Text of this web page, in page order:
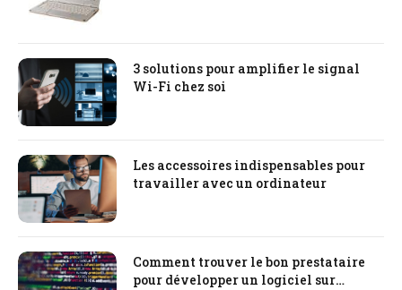
3 solutions pour amplifier le signal
Wi-Fi chez soi
Les accessoires indispensables pour
travailler avec un ordinateur
Comment trouver le bon prestataire
pour développer un logiciel sur